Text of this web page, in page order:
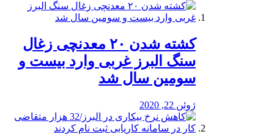
کشته شدن ۲۰ معدنچی زغال
سنگ البرز غربی وارد بیست و
سومین سال شد
ژوئن 22, 2020